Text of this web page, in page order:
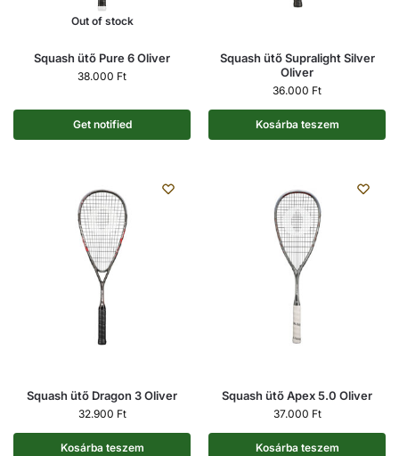
Out of stock
Squash ütő Pure 6 Oliver
38.000 Ft
Get notified
Squash ütő Supralight Silver
Oliver
36.000 Ft
Kosárba teszem
Squash ütő Dragon 3 Oliver
32.900 Ft
Kosárba teszem
Squash ütő Apex 5.0 Oliver
37.000 Ft
Kosárba teszem